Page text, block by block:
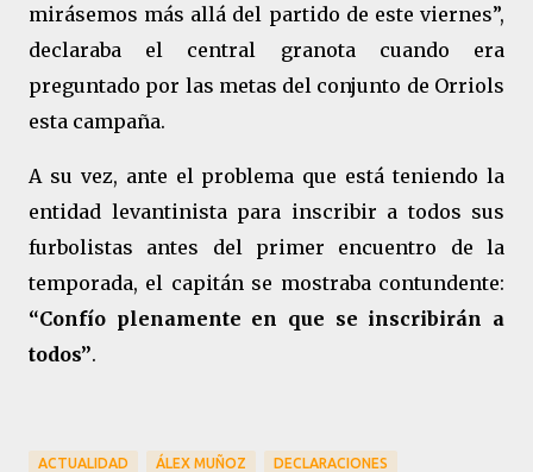
mirásemos más allá del partido de este viernes”,
declaraba el central granota cuando era
preguntado por las metas del conjunto de Orriols
esta campaña.
A su vez, ante el problema que está teniendo la
entidad levantinista para inscribir a todos sus
furbolistas antes del primer encuentro de la
temporada, el capitán se mostraba contundente:
“Confío plenamente en que se inscribirán a
todos”.
ACTUALIDAD ÁLEX MUÑOZ DECLARACIONES